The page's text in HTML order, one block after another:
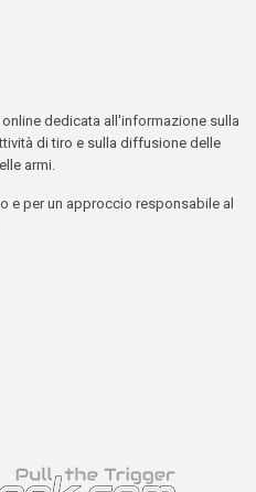
dedicata all'informazione sulla
di tiro e sulla diffusione delle
armi.
e per un approccio responsabile al